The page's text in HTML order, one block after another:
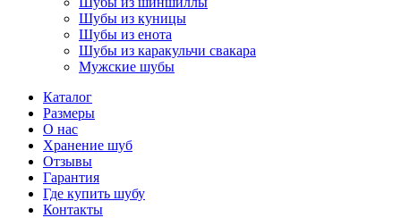
Шубы из куницы
Шубы из енота
Шубы из каракульчи свакара
Мужские шубы
Каталог
Размеры
О нас
Хранение шуб
Отзывы
Гарантия
Где купить шубу
Контакты